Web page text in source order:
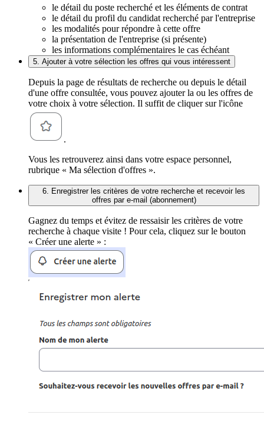
le détail du poste recherché et les éléments de contrat
le détail du profil du candidat recherché par l'entreprise
les modalités pour répondre à cette offre
la présentation de l'entreprise (si présente)
les informations complémentaires le cas échéant
5. Ajouter à votre sélection les offres qui vous intéressent
Depuis la page de résultats de recherche ou depuis le détail
d'une offre consultée, vous pouvez ajouter la ou les offres de
votre choix à votre sélection. Il suffit de cliquer sur l'icône
.
Vous les retrouverez ainsi dans votre espace personnel,
rubrique « Ma sélection d'offres ».
6. Enregistrer les critères de votre recherche et recevoir les
offres par e-mail (abonnement)
Gagnez du temps et évitez de ressaisir les critères de votre
recherche à chaque visite ! Pour cela, cliquez sur le bouton
« Créer une alerte » :